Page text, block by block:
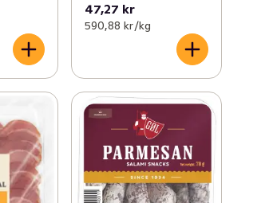
47,27 kr
590,88 kr /kg